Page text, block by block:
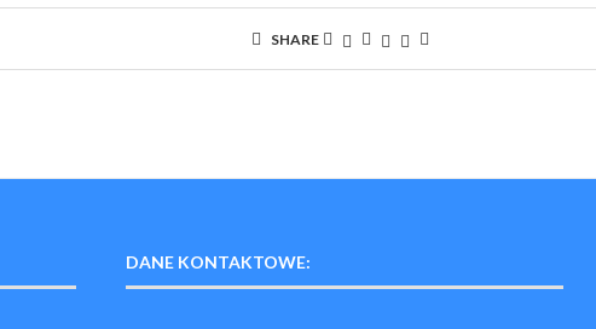
SHARE
DANE KONTAKTOWE: